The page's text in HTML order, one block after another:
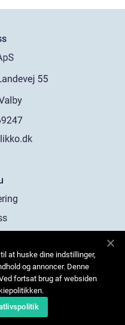
oss
at huske dine indstillinger,
og annoncer. Denne
fortsat brug af websiden